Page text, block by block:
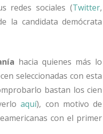
redes sociales (Twitter,
la candidata demócrata
hacia quienes más lo
seleccionadas con esta
bastan los cien
aquí), con motivo de
con el primer